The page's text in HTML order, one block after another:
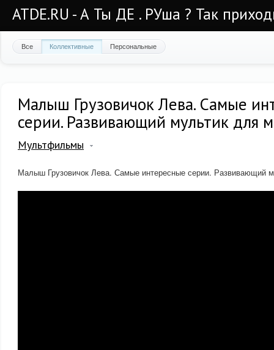
ATDE.RU - А Ты ДЕ . РУша ? Так
Все Коллективные Персональные
Малыш Грузовичок Лева. Самые
серии. Развивающий мультик для
Мультфильмы
Малыш Грузовичок Лева. Самые интересные серии. Развивающий